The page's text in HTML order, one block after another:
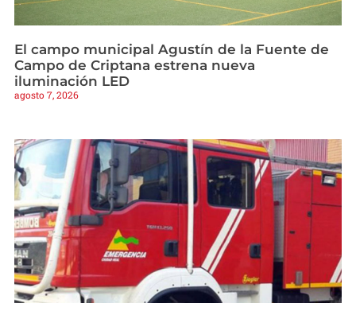
El campo municipal Agustín de la Fuente de
Campo de Criptana estrena nueva
iluminación LED
agosto 7, 2026